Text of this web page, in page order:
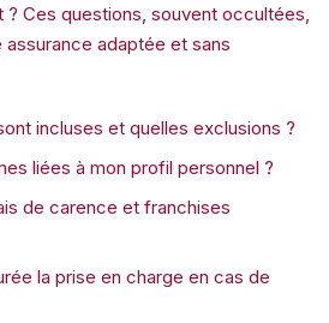
Ces questions, souvent occultées,
adaptée et sans
incluses et quelles exclusions ?
liées à mon profil personnel ?
de carence et franchises
la prise en charge en cas de